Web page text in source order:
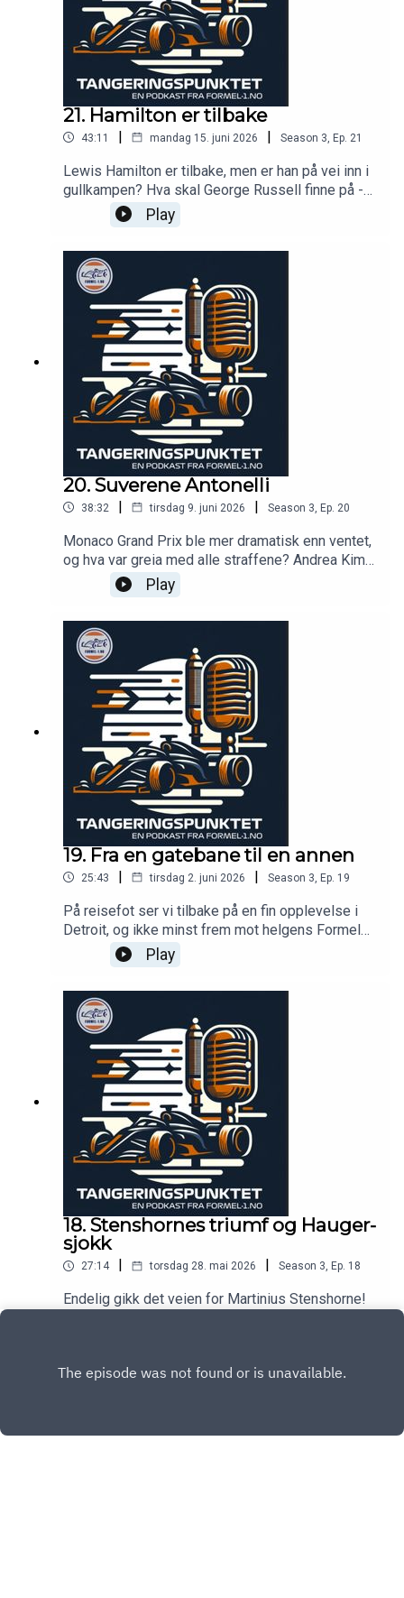
21. Hamilton er tilbake
43:11 | mandag 15. juni 2026 | Season 3, Ep. 21
Lewis Hamilton er tilbake, men er han på vei inn i
gullkampen? Hva skal George Russell finne på -
og er det mulig å være like uheldig som Nico
Hülkenberg? Ikke minst sjekker vi status i Gasly-
gate og motor-gate - og ser tilbake på årets 24-
timersløp på Le Mans!
Play
20. Suverene Antonelli
38:32 | tirsdag 9. juni 2026 | Season 3, Ep. 20
Monaco Grand Prix ble mer dramatisk enn ventet,
og hva var greia med alle straffene? Andrea Kimi
Antonelli imponerer stort, og det gjør også
Martinius Stenshorne i Formel 2. Vi ser også frem
mot helgens løp i Barcelona!
Play
19. Fra en gatebane til en annen
25:43 | tirsdag 2. juni 2026 | Season 3, Ep. 19
På reisefot ser vi tilbake på en fin opplevelse i
Detroit, og ikke minst frem mot helgens Formel
1- og 2-løp i Monaco!
Play
18. Stenshornes triumf og Hauger-
sjokk
27:14 | torsdag 28. mai 2026 | Season 3, Ep. 18
Endelig gikk det veien for Martinius Stenshorne!